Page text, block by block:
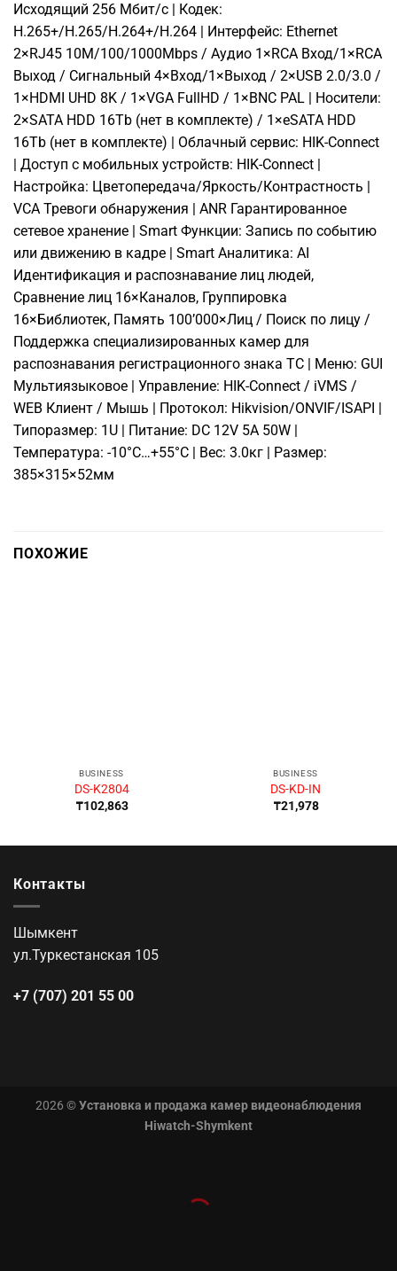
Исходящий 256 Мбит/с | Кодек:
H.265+/H.265/H.264+/H.264 | Интерфейс: Ethernet
2×RJ45 10M/100/1000Mbps / Аудио 1×RCA Вход/1×RCA
Выход / Сигнальный 4×Вход/1×Выход / 2×USB 2.0/3.0 /
1×HDMI UHD 8K / 1×VGA FullHD / 1×BNC PAL | Носители:
2×SATA HDD 16Tb (нет в комплекте) / 1×eSATA HDD
16Tb (нет в комплекте) | Облачный сервис: HIK-Connect
| Доступ с мобильных устройств: HIK-Connect |
Настройка: Цветопередача/Яркость/Контрастность |
VCA Тревоги обнаружения | ANR Гарантированное
сетевое хранение | Smart Функции: Запись по событию
или движению в кадре | Smart Аналитика: AI
Идентификация и распознавание лиц людей,
Сравнение лиц 16×Каналов, Группировка
16×Библиотек, Память 100’000×Лиц / Поиск по лицу /
Поддержка специализированных камер для
распознавания регистрационного знака ТС | Меню: GUI
Мультиязыковое | Управление: HIK-Connect / iVMS /
WEB Клиент / Мышь | Протокол: Hikvision/ONVIF/ISAPI |
Типоразмер: 1U | Питание: DC 12V 5A 50W |
Температура: -10°C…+55°C | Вес: 3.0кг | Размер:
385×315×52мм
ПОХОЖИЕ
BUSINESS
DS-K2804
₸102,863
BUSINESS
DS-KD-IN
₸21,978
Контакты
Шымкент
ул.Туркестанская 105
+7 (707) 201 55 00
2026 ©Установка и продажа камер видеонаблюдения
Hiwatch-Shymkent